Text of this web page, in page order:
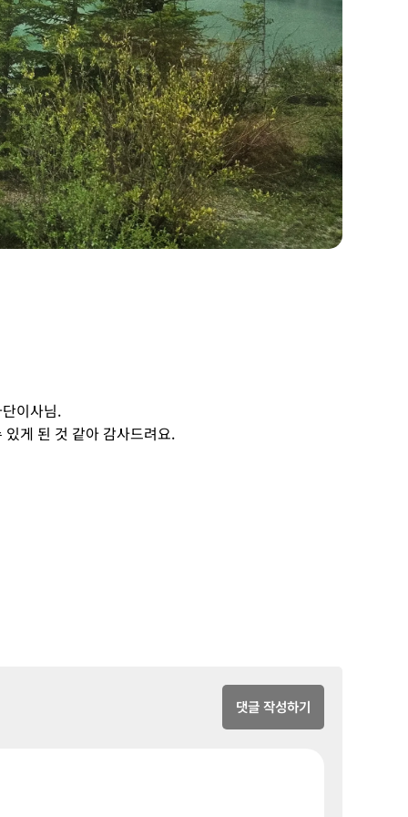
이사님.
게 된 것 같아 감사드려요.
댓글 작성하기